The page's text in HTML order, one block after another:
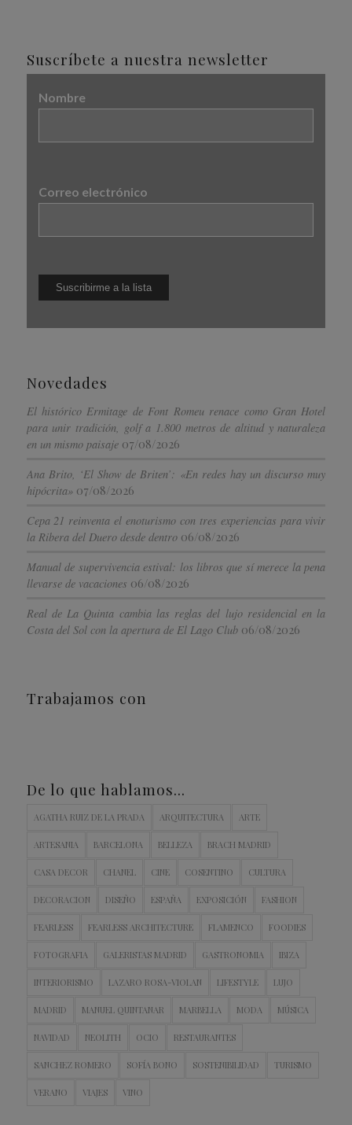
Suscríbete a nuestra newsletter
Nombre
Correo electrónico
Novedades
El histórico Ermitage de Font Romeu renace como Gran Hotel
para unir tradición, golf a 1.800 metros de altitud y naturaleza
en un mismo paisaje 07/08/2026
Ana Brito, ‘El Show de Briten’: «En redes hay un discurso muy
hipócrita» 07/08/2026
Cepa 21 reinventa el enoturismo con tres experiencias para vivir
la Ribera del Duero desde dentro 06/08/2026
Manual de supervivencia estival: los libros que sí merece la pena
llevarse de vacaciones 06/08/2026
Real de La Quinta cambia las reglas del lujo residencial en la
Costa del Sol con la apertura de El Lago Club 06/08/2026
Trabajamos con
De lo que hablamos…
AGATHA RUIZ DE LA PRADA ARQUITECTURA ARTE
ARTESANIA BARCELONA BELLEZA BRACH MADRID
CASA DECOR CHANEL CINE COSENTINO CULTURA
DECORACION DISEÑO ESPAÑA EXPOSICIÓN FASHION
FEARLESS FEARLESS ARCHITECTURE FLAMENCO FOODIES
FOTOGRAFIA GALERISTAS MADRID GASTRONOMIA IBIZA
INTERIORISMO LAZARO ROSA-VIOLAN LIFESTYLE LUJO
MADRID MANUEL QUINTANAR MARBELLA MODA MÚSICA
NAVIDAD NEOLITH OCIO RESTAURANTES
SANCHEZ ROMERO SOFÍA BONO SOSTENIBILIDAD TURISMO
VERANO VIAJES VINO